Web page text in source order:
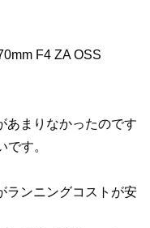
F4 ZA OSS
まりなかったのです
す。
ンニングコストが安